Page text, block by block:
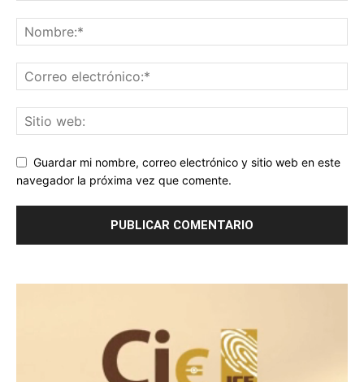
Guardar mi nombre, correo electrónico y sitio web en este
navegador la próxima vez que comente.